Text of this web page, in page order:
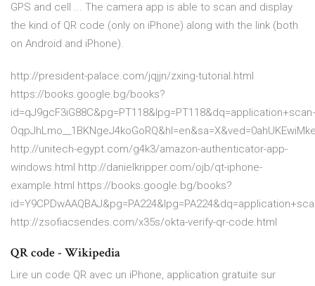
GPS and cell ... The camera app is able to scan and display
the kind of QR code (only on iPhone) along with the link (both
on Android and iPhone).
http://president-palace.com/jqjjn/zxing-tutorial.html
https://books.google.bg/books?
http://unitech-egypt.com/g4k3/amazon-authenticator-app-
windows.html http://danielkripper.com/ojb/qt-iphone-
example.html https://books.google.bg/books?
http://zsofiacsendes.com/x35s/okta-verify-qr-code.html
QR code - Wikipedia
Lire un code QR avec un iPhone, application gratuite sur